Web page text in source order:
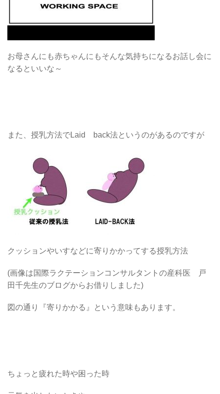
お母さんにも赤ちゃんにもそんな気持ちになるお話し会に
なるといいな～
また、授乳方法でLaid back法というのがあるのですが
クッションやいすなどに寄りかかってする授乳方法
(画像は国際ラクテーションコンサルタントの産科医 戸
田千先生のブログからお借りしました)
図の通り『寄りかかる』という意味もあります。
ちょっと疲れた時や困った時